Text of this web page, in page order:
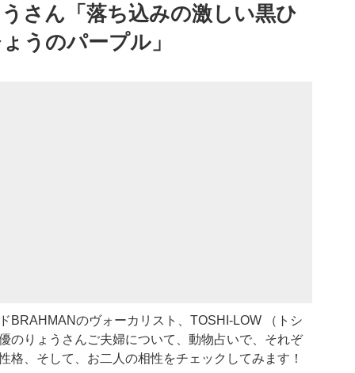
さん「落ち込みの激しい黒ひ
うのパープル」
BRAHMANのヴォーカリスト、TOSHI-LOW （トシ
のりょうさんご夫婦について、動物占いで、それぞ
格、そして、お二人の相性をチェックしてみます！